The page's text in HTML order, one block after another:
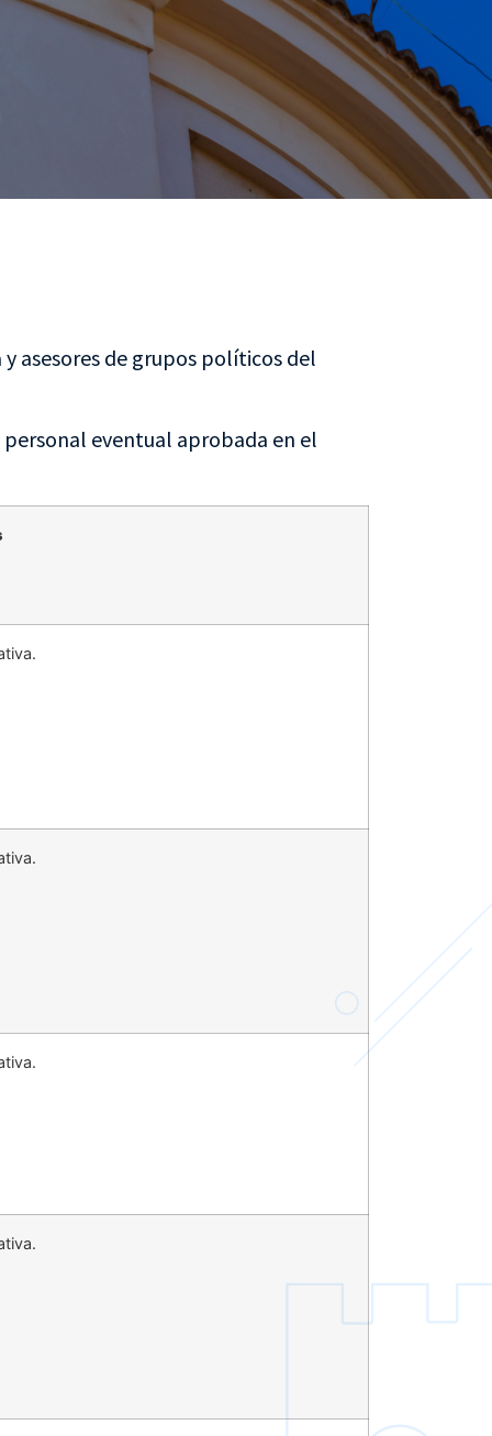
asesores de grupos políticos del
eventual aprobada en el